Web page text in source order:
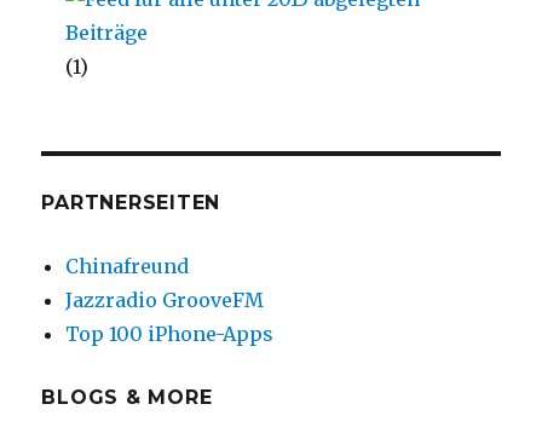
(1)
PARTNERSEITEN
Chinafreund
Jazzradio GrooveFM
Top 100 iPhone-Apps
BLOGS & MORE